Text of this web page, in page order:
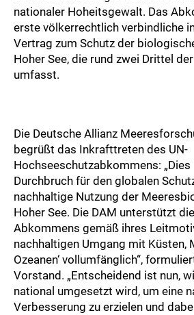
nationaler Hoheitsgewalt. Das
erste völkerrechtlich verbindliche
Vertrag zum Schutz der
Hoher See, die rund zwei Drittel
umfasst.
Die Deutsche Allianz
begrüßt das Inkrafttreten des UN-
Hochseeschutzabkommens:
Durchbruch für den globalen
nachhaltige Nutzung der
Hoher See. Die DAM unterstützt
Abkommens gemäß ihres
nachhaltigen Umgang mit Küsten,
Ozeanen‘ vollumfänglich“,
Vorstand. „Entscheidend ist nun,
national umgesetzt wird, um eine
Verbesserung zu erzielen und